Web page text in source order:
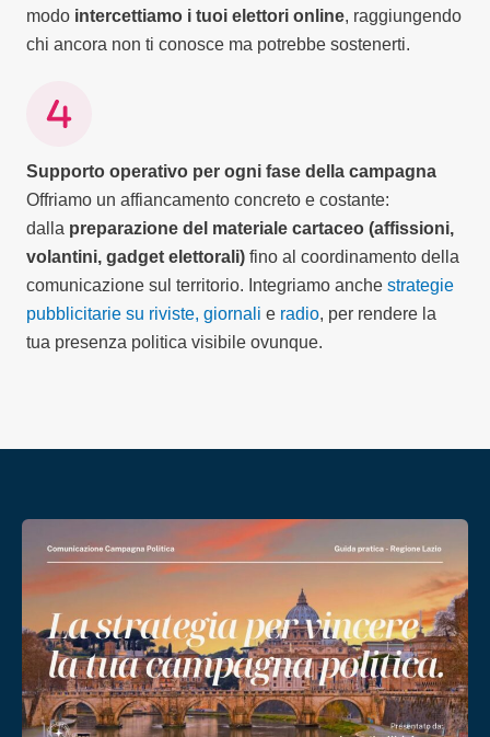
modo intercettiamo i tuoi elettori online, raggiungendo
chi ancora non ti conosce ma potrebbe sostenerti.
Supporto operativo per ogni fase della campagna
Offriamo un affiancamento concreto e costante:
dalla preparazione del materiale cartaceo (affissioni,
volantini, gadget elettorali) fino al coordinamento della
comunicazione sul territorio. Integriamo anche strategie
pubblicitarie su riviste, giornali e radio, per rendere la
tua presenza politica visibile ovunque.